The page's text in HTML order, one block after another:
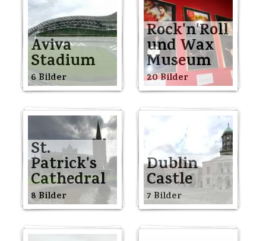
Aviva
Stadium
6 Bilder
Rock'n'Roll
und Wax
Museum
20 Bilder
St.
Patrick's
Cathedral
8 Bilder
Dublin
Castle
7 Bilder